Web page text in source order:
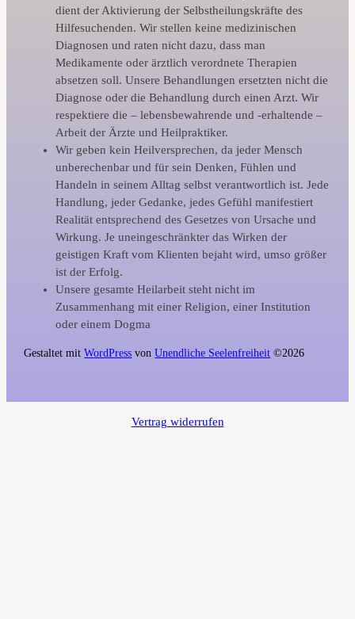
dient der Aktivierung der Selbstheilungskräfte des
Hilfesuchenden. Wir stellen keine medizinischen
Diagnosen und raten nicht dazu, dass man
Medikamente oder ärztlich verordnete Therapien
absetzen soll. Unsere Behandlungen ersetzten nicht die
Diagnose oder die Behandlung durch einen Arzt. Wir
respektiere die – lebensbewahrende und -erhaltende –
Arbeit der Ärzte und Heilpraktiker.
Wir geben kein Heilversprechen, da jeder Mensch
unberechenbar und für sein Denken, Fühlen und
Handeln in seinem Alltag selbst verantwortlich ist. Jede
Handlung, jeder Gedanke, jedes Gefühl manifestiert
Realität entsprechend des Gesetzes von Ursache und
Wirkung. Je uneingeschränkter das Wirken der
geistigen Kraft vom Klienten bejaht wird, umso größer
ist der Erfolg.
Unsere gesamte Heilarbeit steht nicht im
Zusammenhang mit einer Religion, einer Institution
oder einem Dogma
Gestaltet mitWordPress vonUnendliche Seelenfreiheit ©2026
Vertrag widerrufen